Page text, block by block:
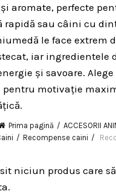
aromate, perfecte
rapidă sau câini cu
le face extrem
iar ingredientele
și savoare.
pentru motivație
Prima pagină
ACCESORII
Recompense caini
niciun produs care